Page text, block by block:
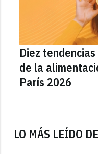
LO MÁS LEÍDO
Diez
de la
París 2026